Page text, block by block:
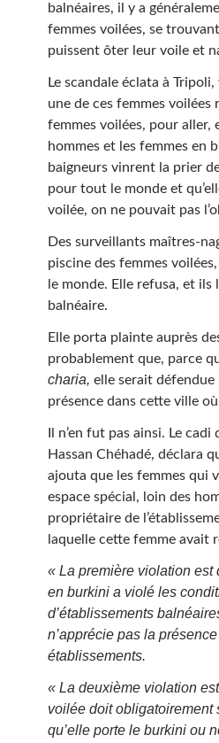
balnéaires, il y a
femmes voilées, se
puissent ôter leur voile et
Le scandale éclata à
une de ces femmes voilées
femmes voilées, pour aller,
hommes et les femmes en
baigneurs vinrent la prier
pour tout le monde et
voilée, on ne pouvait pas
Des surveillants maîtres-
piscine des femmes
le monde. Elle refusa, et
balnéaire.
Elle porta plainte auprès
probablement que, parce
charia, elle serait défendue
présence dans cette ville
Il n’en fut pas ainsi. Le
Hassan Chéhadé, déclara
ajouta que les femmes qui
espace spécial, loin des
propriétaire de
laquelle cette femme avait
« La première violation est
en burkini a violé les
d’établissements
n’apprécie pas la
établissements.
« La deuxième violation
voilée doit obligatoirement
qu’elle porte le burkini ou